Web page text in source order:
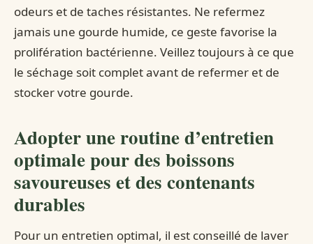
odeurs et de taches résistantes. Ne refermez
jamais une gourde humide, ce geste favorise la
prolifération bactérienne. Veillez toujours à ce que
le séchage soit complet avant de refermer et de
stocker votre gourde.
Adopter une routine d’entretien
optimale pour des boissons
savoureuses et des contenants
durables
Pour un entretien optimal, il est conseillé de laver